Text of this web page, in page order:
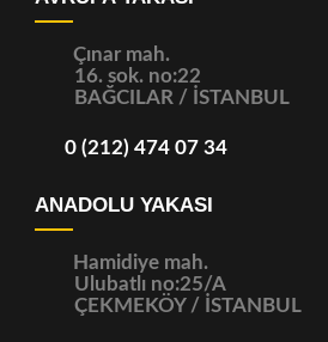
Çınar mah.
16. sok. no:22
BAĞCILAR / İSTANBUL
0 (212) 474 07 34
ANADOLU YAKASI
Hamidiye mah.
Ulubatlı no:25/A
ÇEKMEKÖY / İSTANBUL